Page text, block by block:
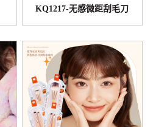
KQ1217-无感微距刮毛刀